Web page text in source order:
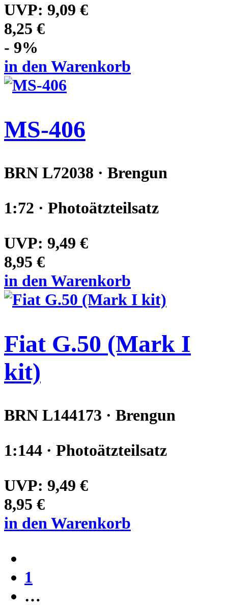
UVP: 9,09 €
8,25 €
- 9%
in den Warenkorb
MS-406
BRN L72038 · Brengun
1:72 · Photoätzteilsatz
UVP: 9,49 €
8,95 €
in den Warenkorb
Fiat G.50 (Mark I
kit)
BRN L144173 · Brengun
1:144 · Photoätzteilsatz
UVP: 9,49 €
8,95 €
in den Warenkorb
1
…